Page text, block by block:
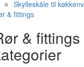
Skylleskåle til
& fittings
& fittings